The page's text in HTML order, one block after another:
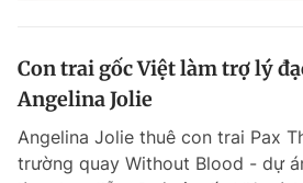
Con trai gốc Việt làm trợ lý
Angelina Jolie
Angelina Jolie thuê con trai Pax
trường quay Without Blood - dự